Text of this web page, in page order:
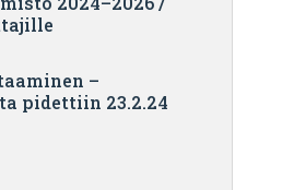
–
pidettiin 23.2.24